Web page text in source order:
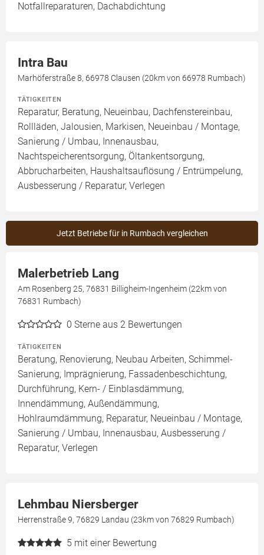
Notfallreparaturen, Dachabdichtung
Intra Bau
Marhöferstraße 8, 66978 Clausen (20km von 66978 Rumbach)
TÄTIGKEITEN
Reparatur, Beratung, Neueinbau, Dachfenstereinbau,
Rollläden, Jalousien, Markisen, Neueinbau / Montage,
Sanierung / Umbau, Innenausbau,
Nachtspeicherentsorgung, Öltankentsorgung,
Abbrucharbeiten, Haushaltsauflösung / Entrümpelung,
Ausbesserung / Reparatur, Verlegen
Jetzt Betriebe für in Rumbach vergleichen
Malerbetrieb Lang
Am Rosenberg 25, 76831 Billigheim-Ingenheim (22km von
76831 Rumbach)
0 Sterne aus 2 Bewertungen
TÄTIGKEITEN
Beratung, Renovierung, Neubau Arbeiten, Schimmel-
Sanierung, Imprägnierung, Fassadenbeschichtung,
Durchführung, Kern- / Einblasdämmung,
Innendämmung, Außendämmung,
Hohlraumdämmung, Reparatur, Neueinbau / Montage,
Sanierung / Umbau, Innenausbau, Ausbesserung /
Reparatur, Verlegen
Lehmbau Niersberger
Herrenstraße 9, 76829 Landau (23km von 76829 Rumbach)
5 mit einer Bewertung